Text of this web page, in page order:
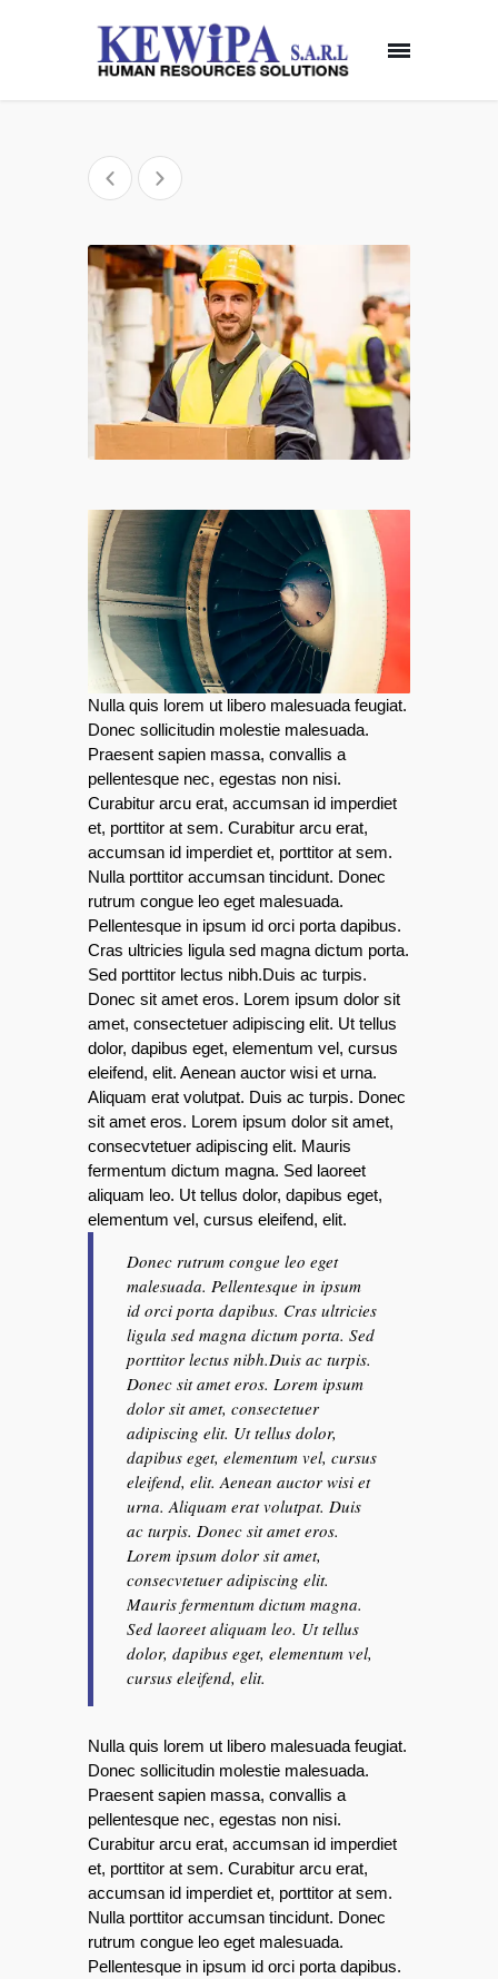
Nulla quis lorem ut libero malesuada feugiat.
Donec sollicitudin molestie malesuada.
Praesent sapien massa, convallis a
pellentesque nec, egestas non nisi.
Curabitur arcu erat, accumsan id imperdiet
et, porttitor at sem. Curabitur arcu erat,
accumsan id imperdiet et, porttitor at sem.
Nulla porttitor accumsan tincidunt. Donec
rutrum congue leo eget malesuada.
Pellentesque in ipsum id orci porta dapibus.
Cras ultricies ligula sed magna dictum porta.
Sed porttitor lectus nibh.Duis ac turpis.
Donec sit amet eros. Lorem ipsum dolor sit
amet, consectetuer adipiscing elit. Ut tellus
dolor, dapibus eget, elementum vel, cursus
eleifend, elit. Aenean auctor wisi et urna.
Aliquam erat volutpat. Duis ac turpis. Donec
sit amet eros. Lorem ipsum dolor sit amet,
consecvtetuer adipiscing elit. Mauris
fermentum dictum magna. Sed laoreet
aliquam leo. Ut tellus dolor, dapibus eget,
elementum vel, cursus eleifend, elit.
Donec rutrum congue leo eget
malesuada. Pellentesque in ipsum
id orci porta dapibus. Cras ultricies
ligula sed magna dictum porta. Sed
porttitor lectus nibh.Duis ac turpis.
Donec sit amet eros. Lorem ipsum
dolor sit amet, consectetuer
adipiscing elit. Ut tellus dolor,
dapibus eget, elementum vel, cursus
eleifend, elit. Aenean auctor wisi et
urna. Aliquam erat volutpat. Duis
ac turpis. Donec sit amet eros.
Lorem ipsum dolor sit amet,
consecvtetuer adipiscing elit.
Mauris fermentum dictum magna.
Sed laoreet aliquam leo. Ut tellus
dolor, dapibus eget, elementum vel,
cursus eleifend, elit.
Nulla quis lorem ut libero malesuada feugiat.
Donec sollicitudin molestie malesuada.
Praesent sapien massa, convallis a
pellentesque nec, egestas non nisi.
Curabitur arcu erat, accumsan id imperdiet
et, porttitor at sem. Curabitur arcu erat,
accumsan id imperdiet et, porttitor at sem.
Nulla porttitor accumsan tincidunt. Donec
rutrum congue leo eget malesuada.
Pellentesque in ipsum id orci porta dapibus.